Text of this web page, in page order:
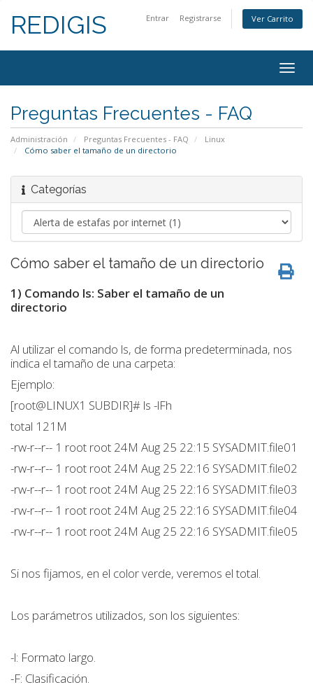
Entrar Registrarse Ver Carrito
REDIGIS
Preguntas Frecuentes - FAQ
Administración Preguntas Frecuentes - FAQ
Linux
Cómo saber el tamaño de un directorio
Categorías
Cómo saber el tamaño de un directorio
1) Comando ls: Saber el tamaño de un
directorio
Al utilizar el comando ls, de forma predeterminada, nos
indica el tamaño de una carpeta:
Ejemplo:
[root@LINUX1 SUBDIR]# ls -lFh
total 121M
-rw-r--r-- 1 root root 24M Aug 25 22:15 SYSADMIT.file01
-rw-r--r-- 1 root root 24M Aug 25 22:16 SYSADMIT.file02
-rw-r--r-- 1 root root 24M Aug 25 22:16 SYSADMIT.file03
-rw-r--r-- 1 root root 24M Aug 25 22:16 SYSADMIT.file04
-rw-r--r-- 1 root root 24M Aug 25 22:16 SYSADMIT.file05
Si nos fijamos, en el color verde, veremos el total.
Los parámetros utilizados, son los siguientes:
-l: Formato largo.
-F: Clasificación.